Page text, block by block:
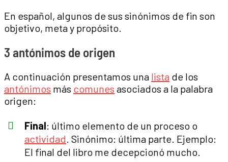
En español, algunos de sus sinónimos de fin son
objetivo, meta y propósito.
3 antónimos de origen
A continuación presentamos una lista de los
antónimos más comunes asociados a la palabra
origen:
Final: último elemento de un proceso o
actividad . Sinónimo: última parte. Ejemplo:
El final del libro me decepcionó mucho.